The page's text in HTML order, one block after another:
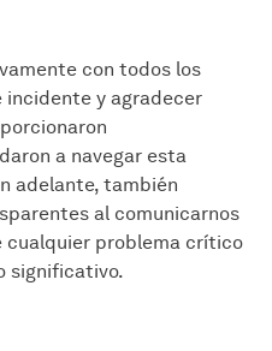
con todos los
y agradecer
a navegar esta
adelante, también
al comunicarnos
cualquier problema crítico
significativo.